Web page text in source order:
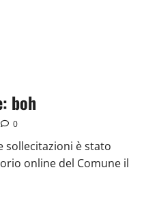
boh
0
sollecitazioni è stato
online del Comune il